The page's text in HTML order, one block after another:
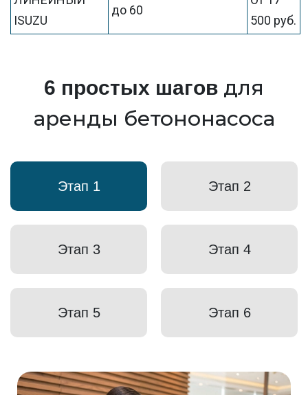
ISUZU
до 60
500 руб.
6 простых шагов для
аренды бетононасоса
Этап 1 Этап 2
Этап 3 Этап 4
Этап 5 Этап 6